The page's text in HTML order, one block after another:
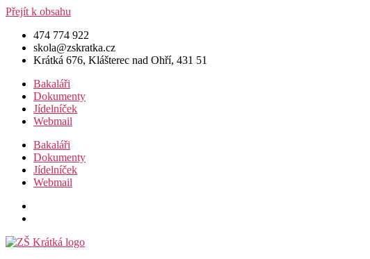
Přejít k obsahu
474 774 922
skola@zskratka.cz
Krátká 676, Klášterec nad Ohří, 431 51
Bakaláři
Dokumenty
Jídelníček
Webmail
Bakaláři
Dokumenty
Jídelníček
Webmail